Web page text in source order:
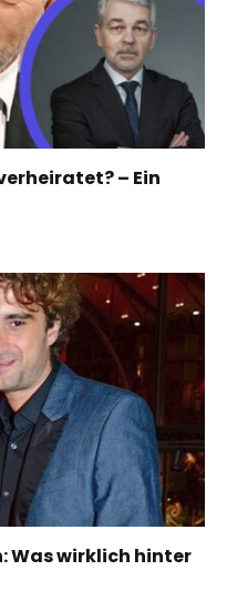
– Ein
Was wirklich hinter